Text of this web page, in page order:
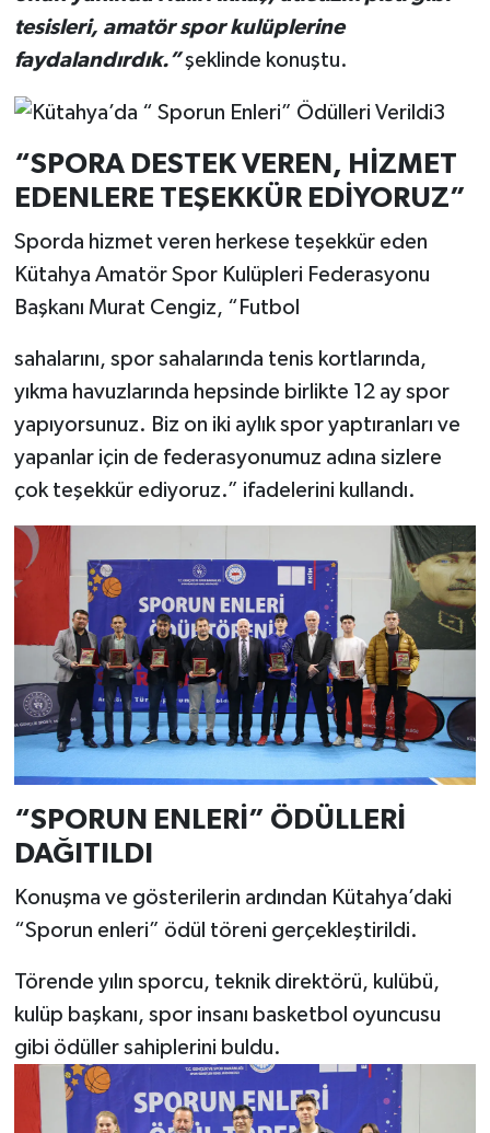
tesisleri, amatör spor kulüplerine
faydalandırdık.”şeklinde konuştu.
“SPORA DESTEK VEREN, HİZMET
EDENLERE TEŞEKKÜR EDİYORUZ”
Sporda hizmet veren herkese teşekkür eden
Kütahya Amatör Spor Kulüpleri Federasyonu
Başkanı Murat Cengiz, “Futbol
sahalarını, spor sahalarında tenis kortlarında,
yıkma havuzlarında hepsinde birlikte 12 ay spor
yapıyorsunuz. Biz on iki aylık spor yaptıranları ve
yapanlar için de federasyonumuz adına sizlere
çok teşekkür ediyoruz.” ifadelerini kullandı.
“SPORUN ENLERİ” ÖDÜLLERİ
DAĞITILDI
Konuşma ve gösterilerin ardından Kütahya’daki
“Sporun enleri” ödül töreni gerçekleştirildi.
Törende yılın sporcu, teknik direktörü, kulübü,
kulüp başkanı, spor insanı basketbol oyuncusu
gibi ödüller sahiplerini buldu.